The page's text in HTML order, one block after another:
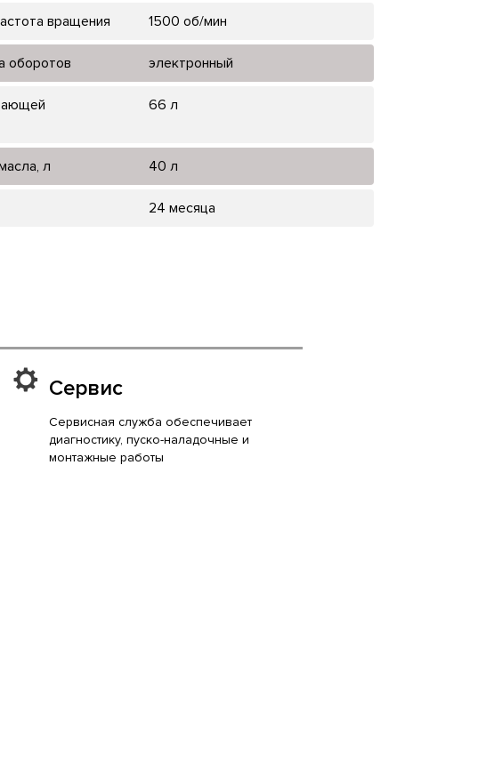
вращения 1500 об/мин
оборотов электронный
66 л
л 40 л
24 месяца
Сервис
Сервисная служба обеспечивает
диагностику, пуско-наладочные и
монтажные работы